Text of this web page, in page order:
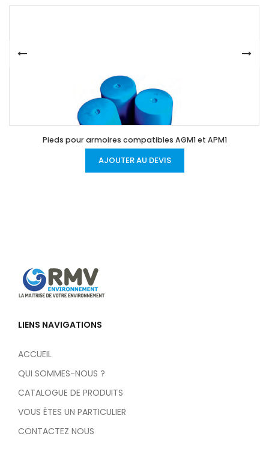
Pieds pour armoires compatibles AGM1 et APM1
AJOUTER AU DEVIS
LIENS NAVIGATIONS
ACCUEIL
QUI SOMMES-NOUS ?
CATALOGUE DE PRODUITS
VOUS ÊTES UN PARTICULIER
CONTACTEZ NOUS